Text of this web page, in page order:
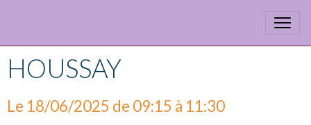
HOUSSAY
Le 18/06/2025 de 09:15 à 11:30